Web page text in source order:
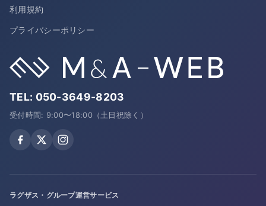
利用規約
プライバシーポリシー
TEL: 050-3649-8203
受付時間: 9:00〜18:00（土日祝除く）
ラグザス・グループ運営サービス